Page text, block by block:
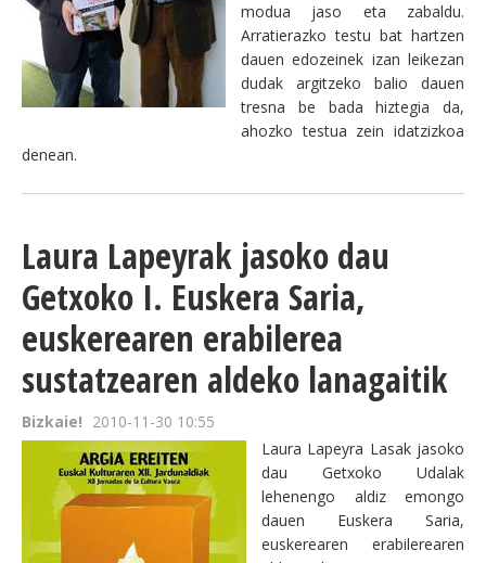
modua jaso eta zabaldu.
Arratierazko testu bat hartzen
dauen edozeinek izan leikezan
dudak argitzeko balio dauen
tresna be bada hiztegia da,
ahozko testua zein idatzizkoa
denean.
Laura Lapeyrak jasoko dau
Getxoko I. Euskera Saria,
euskerearen erabilerea
sustatzearen aldeko lanagaitik
Bizkaie! 2010-11-30 10:55
Laura Lapeyra Lasak jasoko
dau Getxoko Udalak
lehenengo aldiz emongo
dauen Euskera Saria,
euskerearen erabilerearen